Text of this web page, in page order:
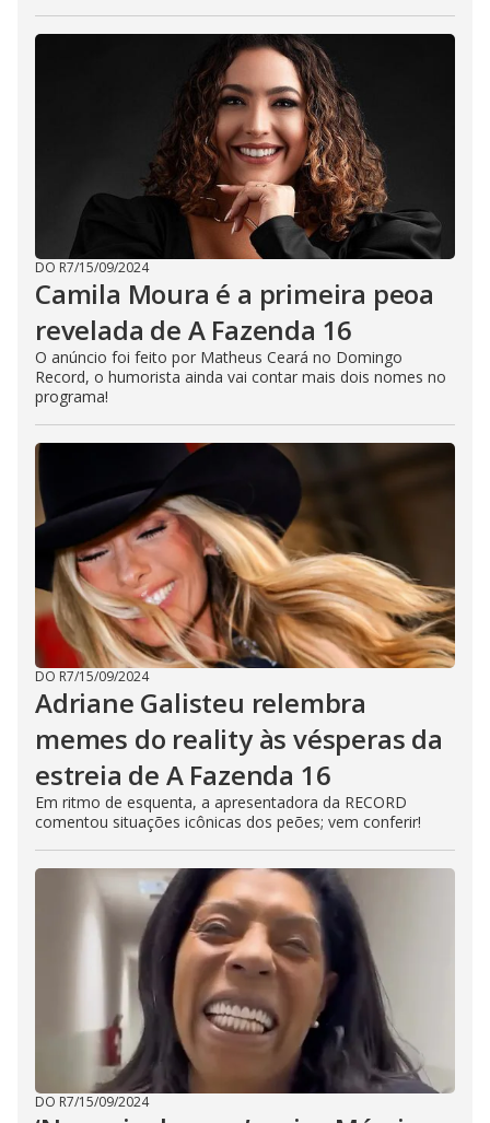
DO R7/15/09/2024
Camila Moura é a primeira peoa
revelada de A Fazenda 16
O anúncio foi feito por Matheus Ceará no Domingo
Record, o humorista ainda vai contar mais dois nomes no
programa!
DO R7/15/09/2024
Adriane Galisteu relembra
memes do reality às vésperas da
estreia de A Fazenda 16
Em ritmo de esquenta, a apresentadora da RECORD
comentou situações icônicas dos peões; vem conferir!
DO R7/15/09/2024